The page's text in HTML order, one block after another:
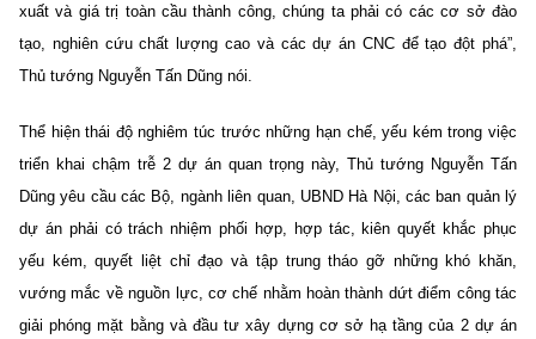
xuất và giá trị toàn cầu thành công, chúng ta phải có các cơ sở đào
tạo, nghiên cứu chất lượng cao và các dự án CNC để tạo đột phá”,
Thủ tướng Nguyễn Tấn Dũng nói.
Thể hiện thái độ nghiêm túc trước những hạn chế, yếu kém trong việc
triển khai chậm trễ 2 dự án quan trọng này, Thủ tướng Nguyễn Tấn
Dũng yêu cầu các Bộ, ngành liên quan, UBND Hà Nội, các ban quản lý
dự án phải có trách nhiệm phối hợp, hợp tác, kiên quyết khắc phục
yếu kém, quyết liệt chỉ đạo và tập trung tháo gỡ những khó khăn,
vướng mắc về nguồn lực, cơ chế nhằm hoàn thành dứt điểm công tác
giải phóng mặt bằng và đầu tư xây dựng cơ sở hạ tầng của 2 dự án